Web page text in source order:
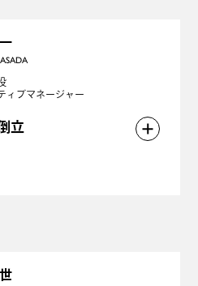
ィブマネージャー
立
葉を界隈で耳にすること